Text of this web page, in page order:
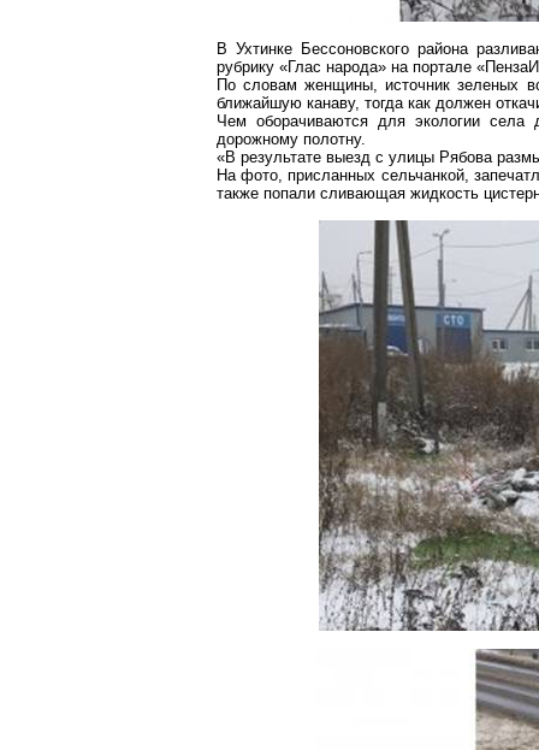
В Ухтинке Бессоновскогорайона
рубрику «Глас народа» на портале «
По словам женщины, источник зеленых
ближайшую канаву, тогда как должен
Чем оборачиваются для экологии села
дорожному полотну.
«В результате выезд с улицы Рябова
На фото, присланных сельчанкой,
также попали сливающая жидкость